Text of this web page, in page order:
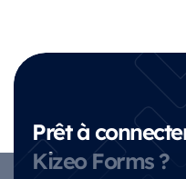
Prêt à
Kizeo Forms ?